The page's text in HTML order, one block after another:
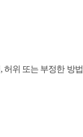
,허위 또는 부정한 방